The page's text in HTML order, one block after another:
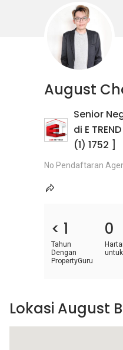
August
Senior
di E
(1) 1752 ]
No Pendaftaran
< 1
Tahun
Dengan
PropertyGuru
0
Lokasi August